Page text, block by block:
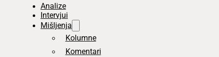
Analize
Intervjui
Mišljenja
Kolumne
Komentari